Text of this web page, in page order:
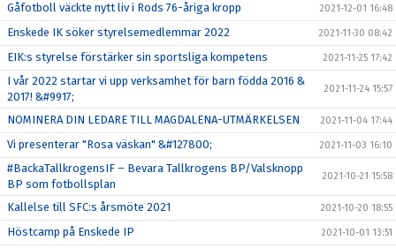
Gåfotboll väckte nytt liv i Rods 76-åriga kropp 2021-12-01 16:48
Enskede IK söker styrelsemedlemmar 2022 2021-11-30 08:42
EIK:s styrelse förstärker sin sportsliga kompetens 2021-11-25 17:42
I vår 2022 startar vi upp verksamhet för barn födda 2016 &
2017! &#9917;
2021-11-24 15:57
NOMINERA DIN LEDARE TILL MAGDALENA-UTMÄRKELSEN 2021-11-04 17:44
Vi presenterar "Rosa väskan" &#127800; 2021-11-03 16:10
#BackaTallkrogensIF – Bevara Tallkrogens BP/Valsknopp
BP som fotbollsplan
2021-10-21 15:58
Kallelse till SFC:s årsmöte 2021 2021-10-20 18:55
Höstcamp på Enskede IP 2021-10-01 13:51